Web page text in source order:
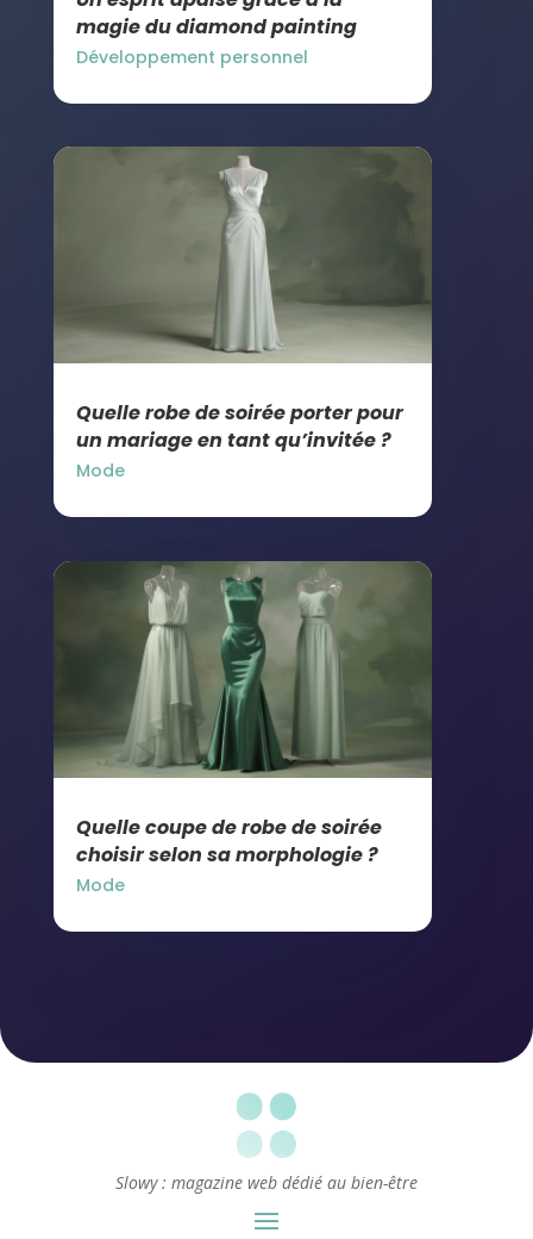
magie du diamond painting
Développement personnel
Quelle robe de soirée porter pour
un mariage en tant qu’invitée ?
Mode
Quelle coupe de robe de soirée
choisir selon sa morphologie ?
Mode
Slowy : magazine web dédié au bien-être